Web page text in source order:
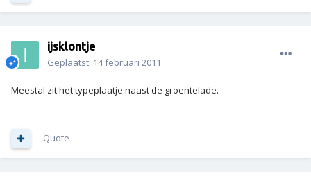
ijsklontje
Geplaatst: 14 februari 2011
Meestal zit het typeplaatje naast de groentelade.
Quote